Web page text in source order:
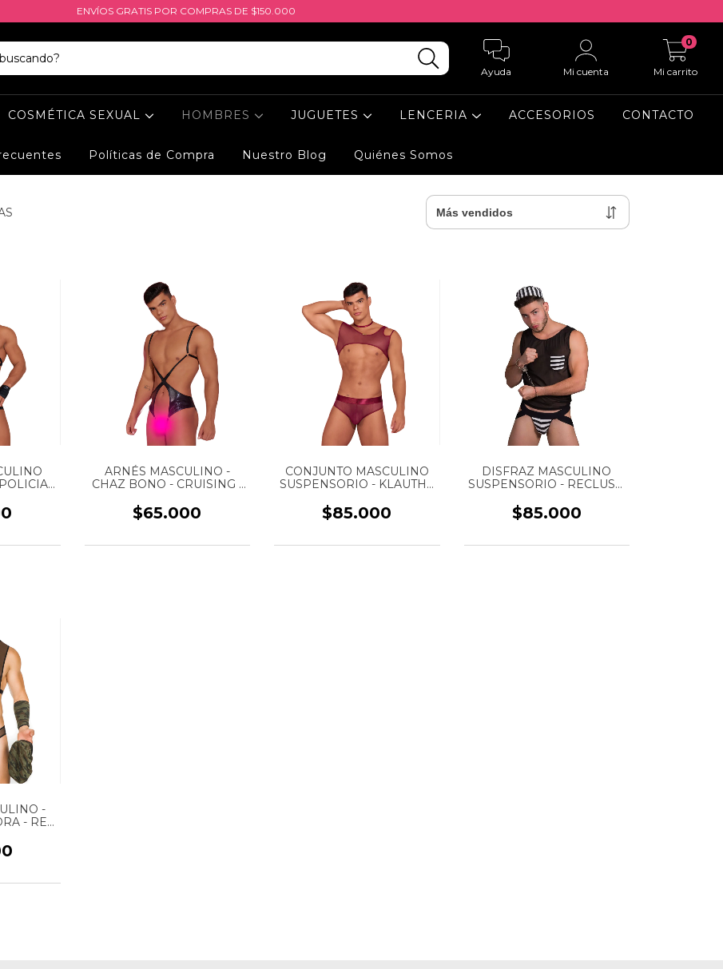
ENVÍOS GRATIS POR COMPRAS DE $150.000
Ayuda Mi cuenta Mi carrito
0
COSMÉTICA SEXUAL HOMBRES JUGUETES LENCERIA ACCESORIOS CONTACTO
Políticas de Compra Nuestro Blog Quiénes Somos
-
ARNÉS MASCULINO -
CHAZ BONO - CRUISING -
$65.000
CONJUNTO MASCULINO
SUSPENSORIO - KLAUTH -
$85.000
DISFRAZ MASCULINO
SUSPENSORIO - RECLUSO
$85.000
-
- REF: